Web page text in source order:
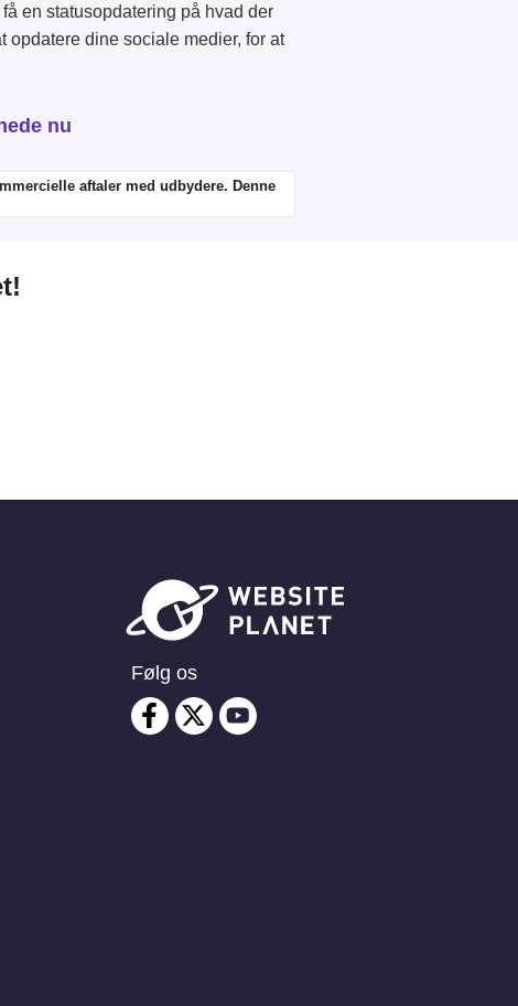
en statusopdatering på hvad der
dine sociale medier, for at
nu
aftaler med udbydere. Denne
Følg os